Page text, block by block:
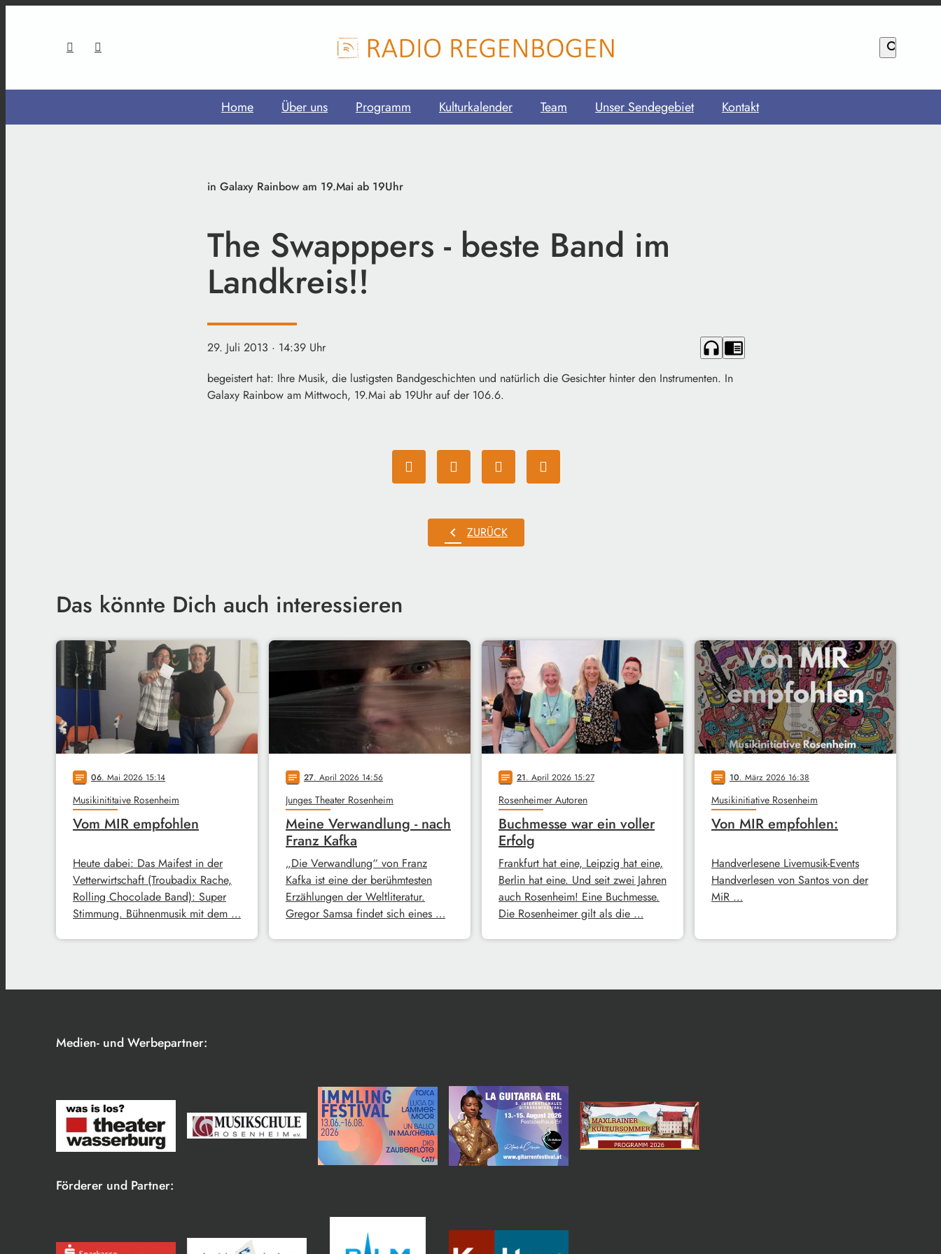
search
Home Über uns Programm Kulturkalender Team Unser Sendegebiet Kontakt
in Galaxy Rainbow am 19.Mai ab 19Uhr
The Swapppers - beste Band im
Landkreis!!
29. Juli 2013 · 14:39 Uhr headphones chrome_reader_mode
begeistert hat: Ihre Musik, die lustigsten Bandgeschichten und natürlich die Gesichter hinter den Instrumenten. In
Galaxy Rainbow am Mittwoch, 19.Mai ab 19Uhr auf der 106.6.
chevron_left ZURÜCK
Das könnte Dich auch interessieren
notes 06. Mai 2026 15:14
Musikinititaive Rosenheim
Vom MIR empfohlen
Heute dabei: Das Maifest in der
Vetterwirtschaft (Troubadix Rache,
Rolling Chocolade Band): Super
Stimmung. Bühnenmusik mit dem …
notes 27. April 2026 14:56
Junges Theater Rosenheim
Meine Verwandlung - nach
Franz Kafka
„Die Verwandlung“ von Franz
Kafka ist eine der berühmtesten
Erzählungen der Weltliteratur.
Gregor Samsa findet sich eines …
notes 21. April 2026 15:27
Rosenheimer Autoren
Buchmesse war ein voller
Erfolg
Frankfurt hat eine, Leipzig hat eine,
Berlin hat eine. Und seit zwei Jahren
auch Rosenheim! Eine Buchmesse.
Die Rosenheimer gilt als die …
notes 10. März 2026 16:38
Musikinitiative Rosenheim
Von MIR empfohlen:
Handverlesene Livemusik-Events
Handverlesen von Santos von der
MiR …
Medien- und Werbepartner:
Förderer und Partner: